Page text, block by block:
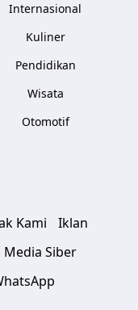
Internasional
Kuliner
Pendidikan
Wisata
Otomotif
Kami
Iklan
Siber